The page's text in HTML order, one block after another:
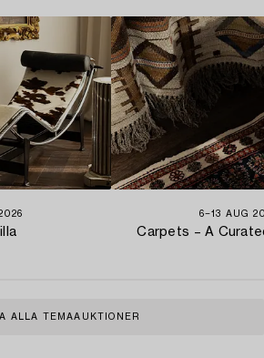
6−13 AUG
Carpets – A
ALLA TEMAAUKTIONER